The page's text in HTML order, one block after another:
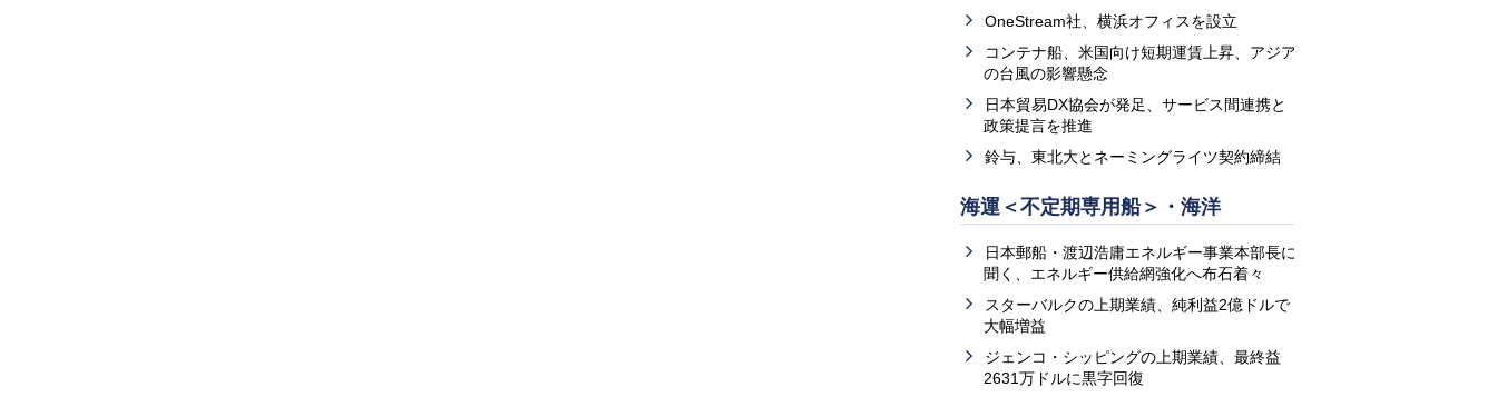
OneStream社、横浜オフィスを設立
コンテナ船、米国向け短期運賃上昇、アジア
の台風の影響懸念
日本貿易DX協会が発足、サービス間連携と
政策提言を推進
鈴与、東北大とネーミングライツ契約締結
海運＜不定期専用船＞・海洋
日本郵船・渡辺浩庸エネルギー事業本部長に
聞く、エネルギー供給網強化へ布石着々
スターバルクの上期業績、純利益2億ドルで
大幅増益
ジェンコ・シッピングの上期業績、最終益
2631万ドルに黒字回復